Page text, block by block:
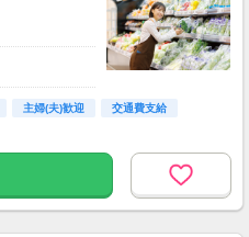
にご相談くだ
社祝い金★
つ現金で支
、
主婦(夫)歓迎
交通費支給